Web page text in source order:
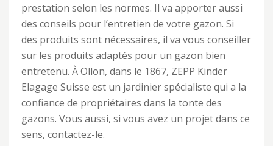
prestation selon les normes. Il va apporter aussi
des conseils pour l’entretien de votre gazon. Si
des produits sont nécessaires, il va vous conseiller
sur les produits adaptés pour un gazon bien
entretenu. À Ollon, dans le 1867, ZEPP Kinder
Elagage Suisse est un jardinier spécialiste qui a la
confiance de propriétaires dans la tonte des
gazons. Vous aussi, si vous avez un projet dans ce
sens, contactez-le.